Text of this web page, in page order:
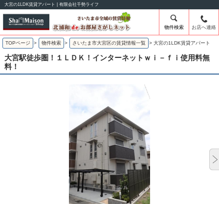
大宮の1LDK賃貸アパート | 有限会社千勢ライフ
物件検索 お店へ連絡
TOPページ > 物件検索 > さいたま市大宮区の賃貸情報一覧 > 大宮の1LDK賃貸アパート
大宮駅徒歩圏！１ＬＤＫ！インターネットｗｉ－ｆｉ使用料無
料！